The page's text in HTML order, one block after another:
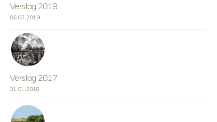
Verslag 2018
06.03.2019
Verslag 2017
31.01.2018